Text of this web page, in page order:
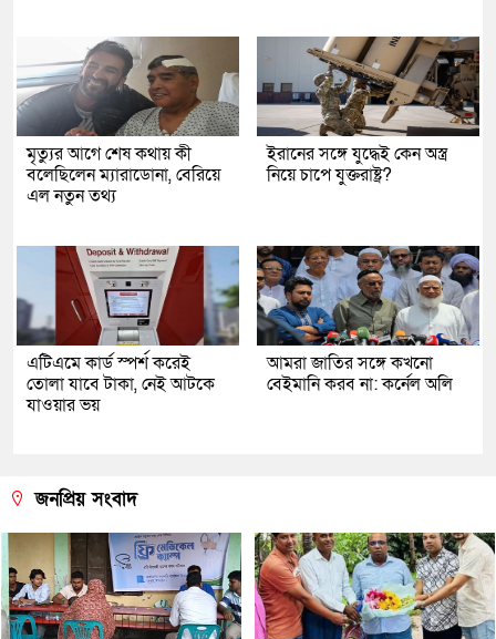
মৃত্যুর আগে শেষ কথায় কী
বলেছিলেন ম্যারাডোনা, বেরিয়ে
এল নতুন তথ্য
ইরানের সঙ্গে যুদ্ধেই কেন অস্ত্র
নিয়ে চাপে যুক্তরাষ্ট্র?
এটিএমে কার্ড স্পর্শ করেই
তোলা যাবে টাকা, নেই আটকে
যাওয়ার ভয়
আমরা জাতির সঙ্গে কখনো
বেইমানি করব না: কর্নেল অলি
জনপ্রিয় সংবাদ